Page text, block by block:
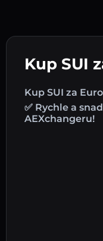
Kup SUI
Kup SUI za
✅ Rychle a
AEXchangeru!